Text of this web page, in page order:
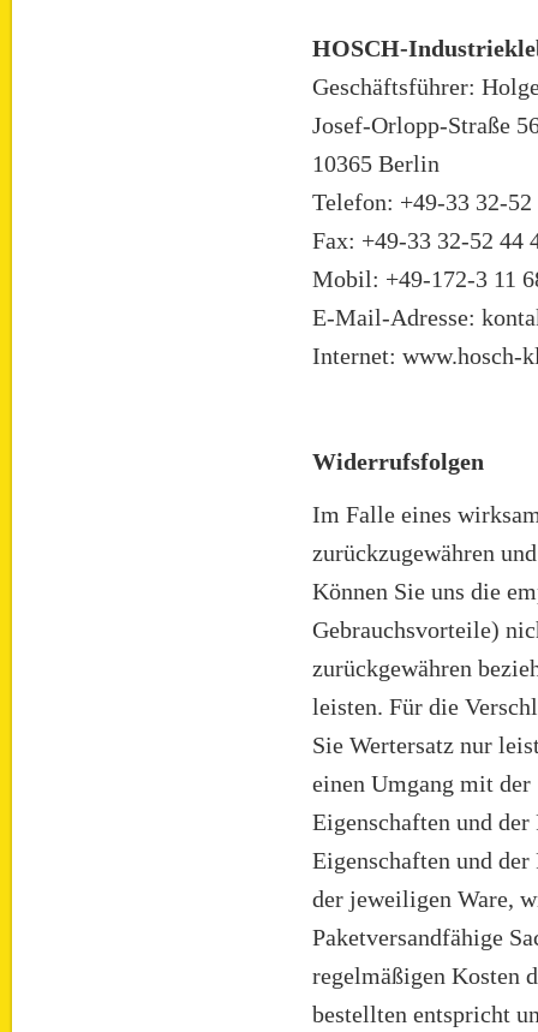
HOSCH-
Geschäftsführer:
Josef-Orlopp-Straße
10365 Berlin
Telefon: +49-33 32-52
Fax: +49-33 32-52 44
Mobil: +49-172-3 11
E-Mail-Adresse:
Internet: www.hosch-
Widerrufsfolgen
Im Falle eines
zurückzugewähren
Können Sie uns die
Gebrauchsvorteile)
zurückgewähren
leisten. Für die
Sie Wertersatz nur
einen Umgang mit
Eigenschaften und
Eigenschaften und
der jeweiligen Ware,
Paketversandfähige
regelmäßigen Kosten
bestellten entspricht